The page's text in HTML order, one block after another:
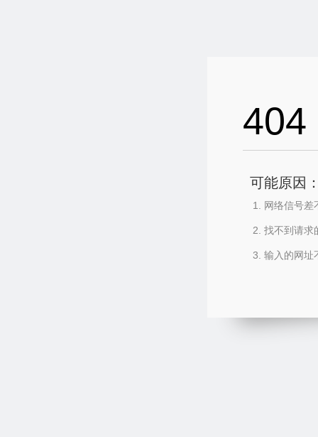
404
可能原因
网络信号差
找不到请求
输入的网址